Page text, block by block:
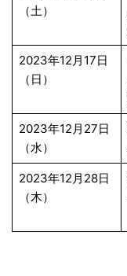
（土）
2023年12月17日
（日）
2023年12月27日
（水）
2023年12月28日
（木）